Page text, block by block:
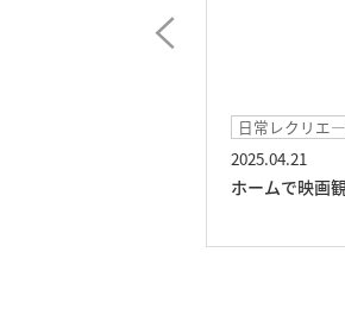
日常レクリ
2025.04.17
カラオケレ